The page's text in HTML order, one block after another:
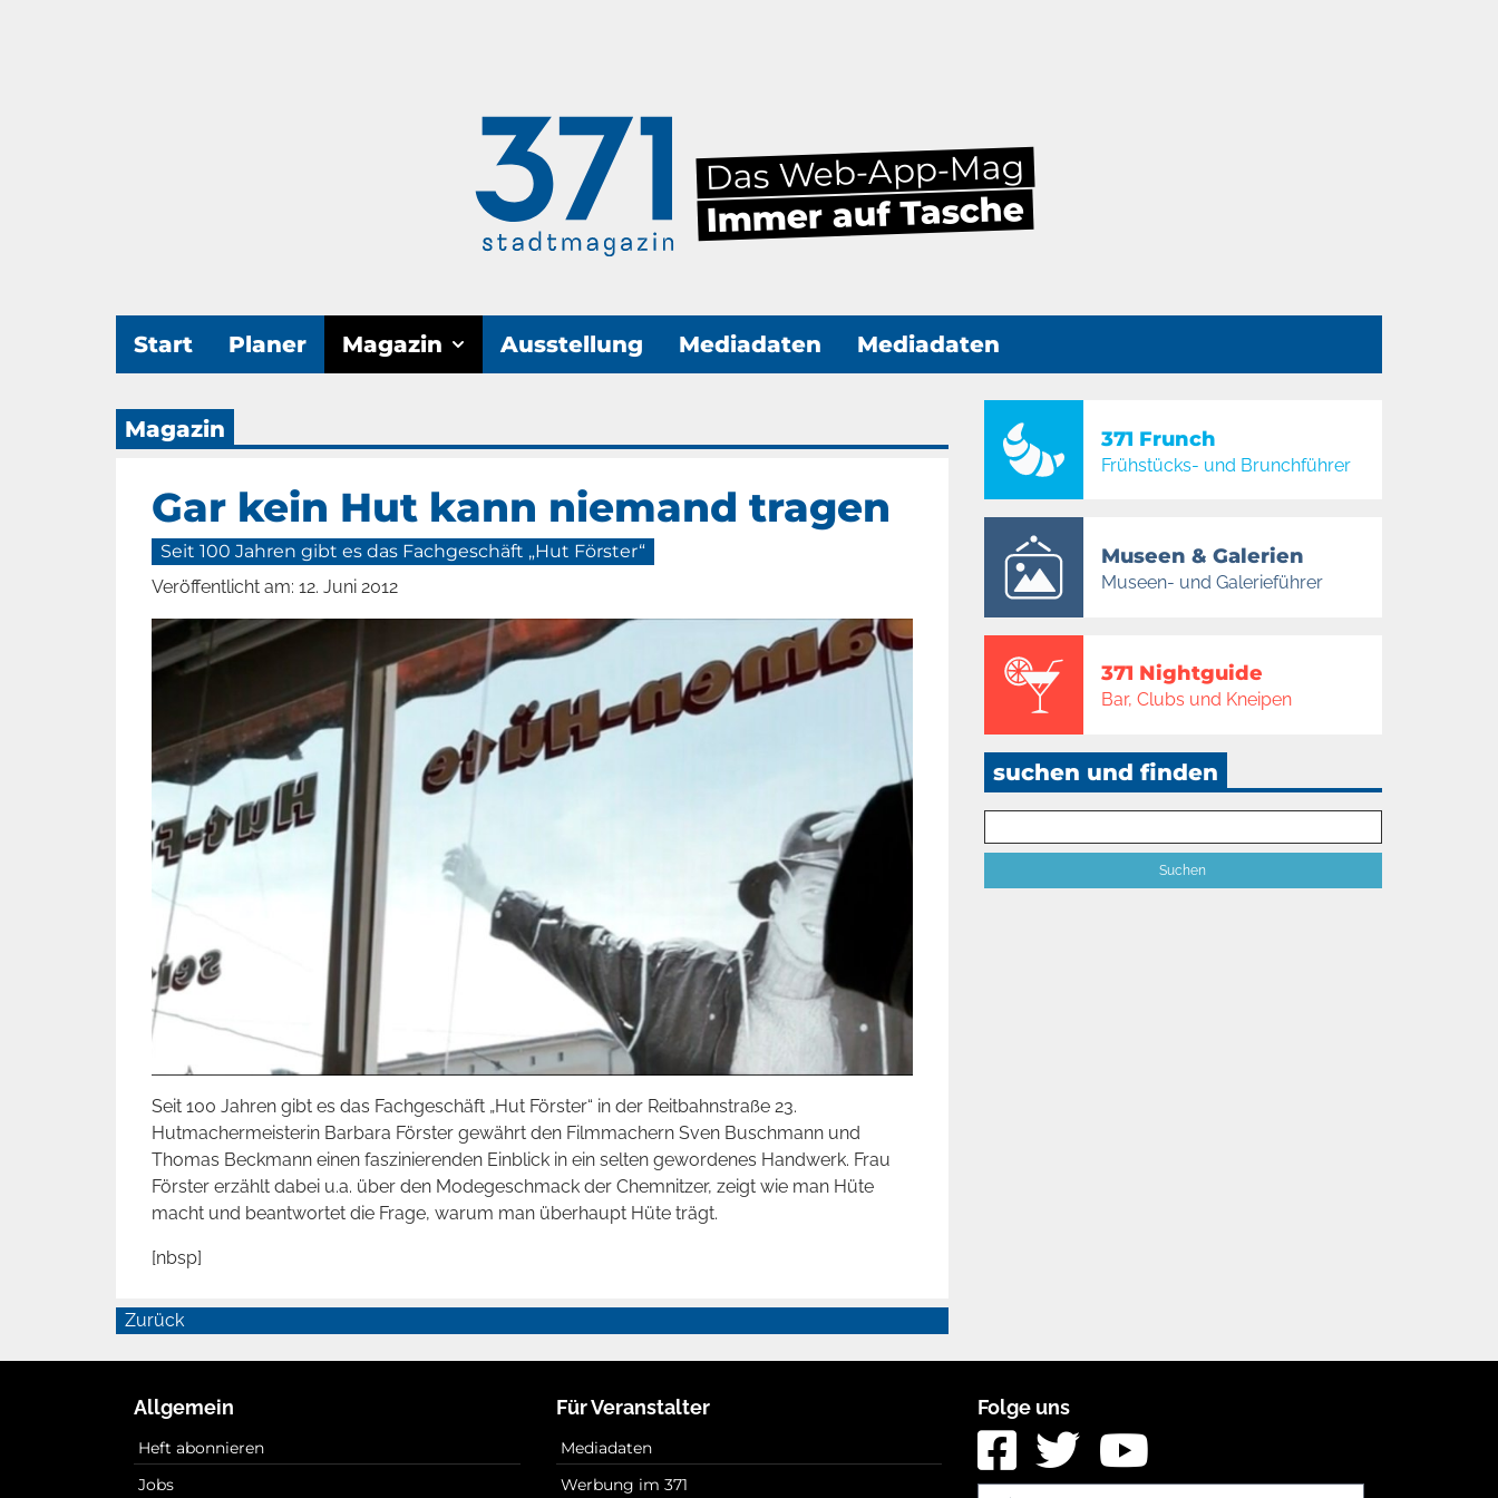
Das Web-App-Mag
Immer auf Tasche
Start Planer Magazin Ausstellung Mediadaten Mediadaten
Magazin
Gar kein Hut kann niemand tragen
Seit 100 Jahren gibt es das Fachgeschäft „Hut Förster“
Veröffentlicht am: 12. Juni 2012
Seit 100 Jahren gibt es das Fachgeschäft „Hut Förster“ in der Reitbahnstraße 23.
Hutmachermeisterin Barbara Förster gewährt den Filmmachern Sven Buschmann und
Thomas Beckmann einen faszinierenden Einblick in ein selten gewordenes Handwerk. Frau
Förster erzählt dabei u.a. über den Modegeschmack der Chemnitzer, zeigt wie man Hüte
macht und beantwortet die Frage, warum man überhaupt Hüte trägt.
[nbsp]
Zurück
371 Frunch
Frühstücks- und Brunchführer
Museen & Galerien
Museen- und Galerieführer
371 Nightguide
Bar, Clubs und Kneipen
suchen und finden
Allgemein
Heft abonnieren
Jobs
Für Veranstalter
Mediadaten
Werbung im 371
Folge uns